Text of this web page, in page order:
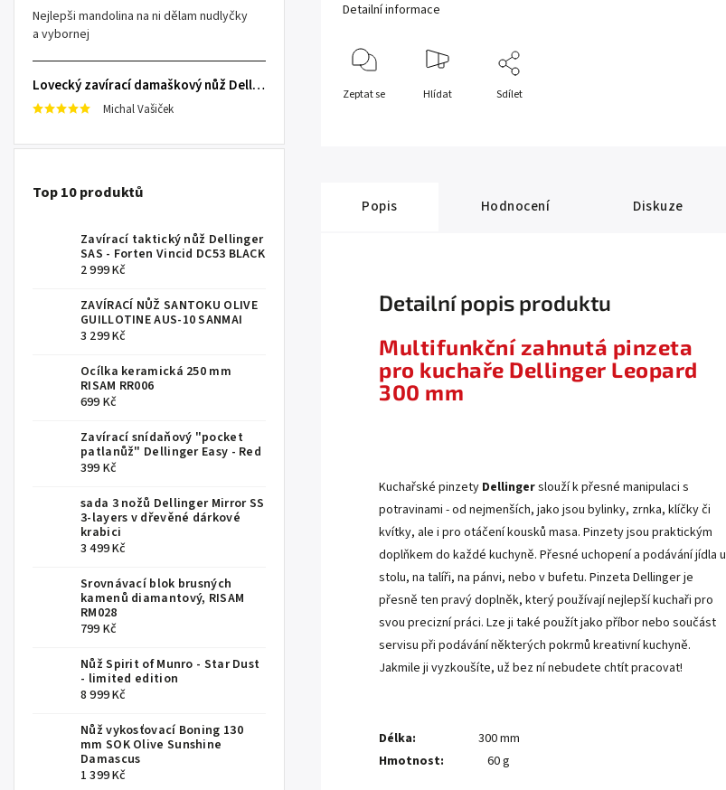
Nejlepši mandolina na ni dělam nudlyčky
a vybornej
Lovecký zavírací damaškový nůž Dellinger Damask Star
Michal Vašiček
Top 10 produktů
Zavírací taktický nůž Dellinger
SAS - Forten Vincid DC53 BLACK
2 999 Kč
ZAVÍRACÍ NŮŽ SANTOKU OLIVE
GUILLOTINE AUS-10 SANMAI
3 299 Kč
Ocílka keramická 250 mm
RISAM RR006
699 Kč
Zavírací snídaňový "pocket
patlanůž" Dellinger Easy - Red
399 Kč
sada 3 nožů Dellinger Mirror SS
3-layers v dřevěné dárkové
krabici
3 499 Kč
Srovnávací blok brusných
kamenů diamantový, RISAM
RM028
799 Kč
Nůž Spirit of Munro - Star Dust
- limited edition
8 999 Kč
Nůž vykosťovací Boning 130
mm SOK Olive Sunshine
Damascus
1 399 Kč
Detailní informace
Zeptat se Hlídat Sdílet
Popis Hodnocení Diskuze
Detailní popis produktu
Multifunkční zahnutá pinzeta
pro kuchaře Dellinger Leopard
300 mm
Kuchařské pinzety Dellingerslouží k přesné manipulaci s
potravinami - od nejmenších, jako jsou bylinky, zrnka, klíčky či
kvítky, ale i pro otáčení kousků masa. Pinzety jsou praktickým
doplňkem do každé kuchyně. Přesné uchopení a podávání jídla u
stolu, na talíři, na pánvi, nebo v bufetu. Pinzeta Dellinger je
přesně ten pravý doplněk, který používají nejlepší kuchaři pro
svou precizní práci. Lze ji také použít jako příbor nebo součást
servisu při podávání některých pokrmů kreativní kuchyně.
Jakmile ji vyzkoušíte, už bez ní nebudete chtít pracovat!
Délka: 300 mm
Hmotnost: 60 g